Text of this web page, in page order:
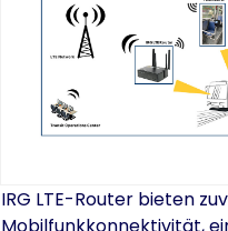
IRG LTE-Router bieten